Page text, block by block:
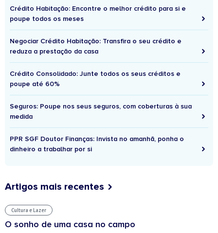
Crédito Habitação: Encontre o melhor crédito para si e
poupe todos os meses
Negociar Crédito Habitação: Transfira o seu crédito e
reduza a prestação da casa
Crédito Consolidado: Junte todos os seus créditos e
poupe até 60%
Seguros: Poupe nos seus seguros, com coberturas à sua
medida
PPR SGF Doutor Finanças: Invista no amanhã, ponha o
dinheiro a trabalhar por si
Artigos mais recentes
Cultura e Lazer
O sonho de uma casa no campo